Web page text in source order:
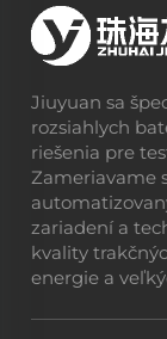
Jiuyuan sa
rozsiahlych
riešenia pre
Zameriavame
zariadení a
kvality
energie a